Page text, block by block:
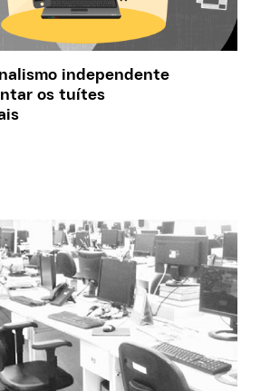
independente
os tuítes